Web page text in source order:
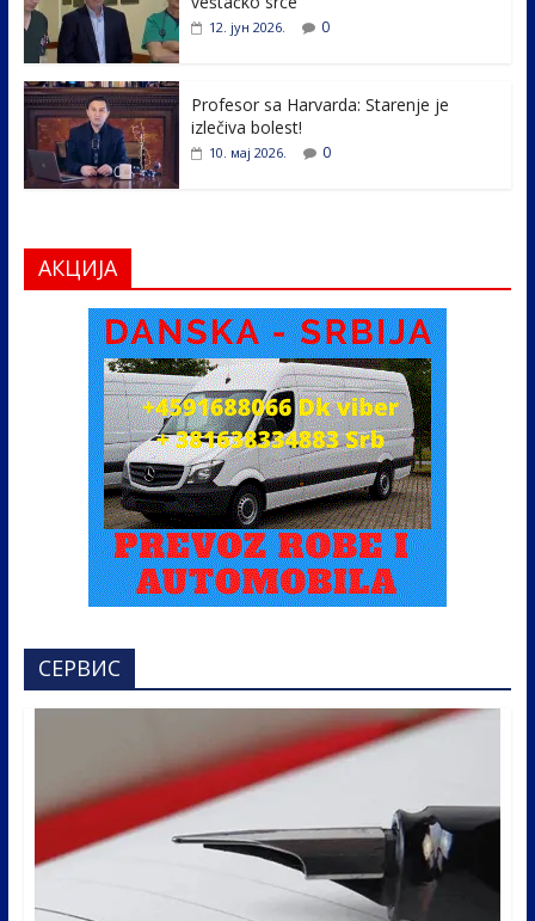
12. јун 2026. 0
Profesor sa Harvarda: Starenje je
izlečiva bolest!
10. мај 2026. 0
АКЦИЈА
СЕРВИС